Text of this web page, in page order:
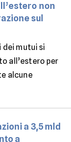
non
sul
dei mutui si
all’estero per
alcune
a 3,5 mld
a